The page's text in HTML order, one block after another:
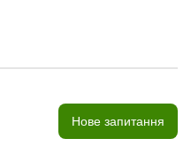
Нове запитання